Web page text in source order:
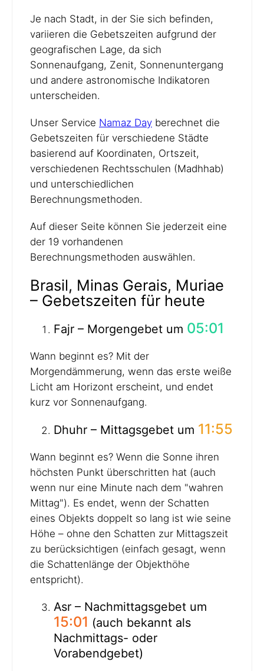
Je nach Stadt, in der Sie sich befinden,
variieren die Gebetszeiten aufgrund der
geografischen Lage, da sich
Sonnenaufgang, Zenit, Sonnenuntergang
und andere astronomische Indikatoren
unterscheiden.
Unser Service Namaz Day berechnet die
Gebetszeiten für verschiedene Städte
basierend auf Koordinaten, Ortszeit,
verschiedenen Rechtsschulen (Madhhab)
und unterschiedlichen
Berechnungsmethoden.
Auf dieser Seite können Sie jederzeit eine
der 19 vorhandenen
Berechnungsmethoden auswählen.
Brasil, Minas Gerais, Muriae
– Gebetszeiten für heute
Fajr – Morgengebet um 05:01
Wann beginnt es? Mit der
Morgendämmerung, wenn das erste weiße
Licht am Horizont erscheint, und endet
kurz vor Sonnenaufgang.
Dhuhr – Mittagsgebet um 11:55
Wann beginnt es? Wenn die Sonne ihren
höchsten Punkt überschritten hat (auch
wenn nur eine Minute nach dem "wahren
Mittag"). Es endet, wenn der Schatten
eines Objekts doppelt so lang ist wie seine
Höhe – ohne den Schatten zur Mittagszeit
zu berücksichtigen (einfach gesagt, wenn
die Schattenlänge der Objekthöhe
entspricht).
Asr – Nachmittagsgebet um
15:01 (auch bekannt als
Nachmittags- oder
Vorabendgebet)